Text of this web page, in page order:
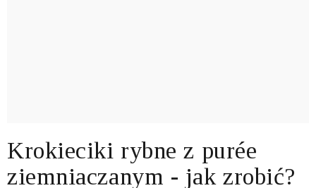
Krokieciki rybne z purée
ziemniaczanym - jak zrobić?